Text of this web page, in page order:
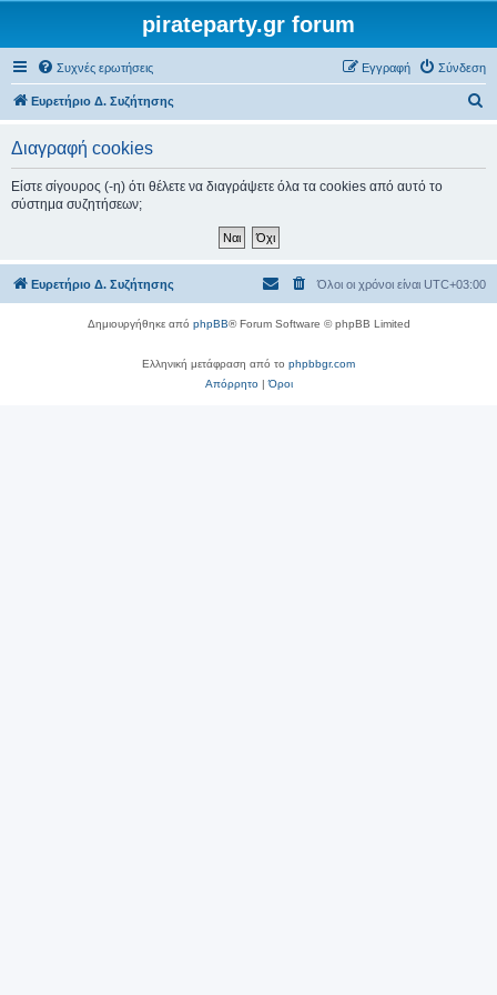
pirateparty.gr forum
Συχνές ερωτήσεις Σύνδεση
Εγγραφή
Ευρετήριο Δ. Συζήτησης
σ
Διαγραφή cookies
Είστε σίγουρος (-η) ότι θέλετε να διαγράψετε όλα τα cookies από αυτό το
σύστημα συζητήσεων;
Ευρετήριο Δ. Συζήτησης Όλοι οι χρόνοι είναι UTC+03:00
Δημιουργήθηκε από phpBB® Forum Software © phpBB Limited
Ελληνική μετάφραση από το phpbbgr.com
Απόρρητο|Όροι